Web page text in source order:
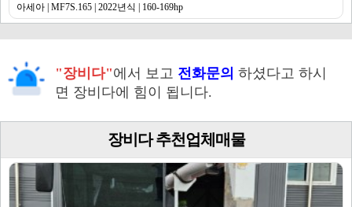
아세아 | MF7S.165 | 2022년식 | 160-169hp
"장비다"에서 보고 전화문의 하셨다고 하시
면 장비다에 힘이 됩니다.
장비다 추천업체매물